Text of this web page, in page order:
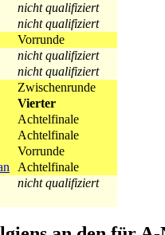
nicht qualifiziert
nicht qualifiziert
Vorrunde
nicht qualifiziert
nicht qualifiziert
Zwischenrunde
Vierter
Achtelfinale
Achtelfinale
Vorrunde
Achtelfinale
nicht qualifiziert